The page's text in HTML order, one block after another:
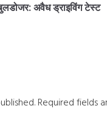
अवैध ड्राइविंग टेस्ट
Required fields